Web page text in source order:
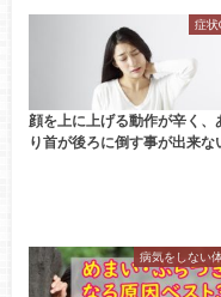
症状
顔を上に上げる動作が辛く、
り首が後ろに倒す事が出来な
病気をしない